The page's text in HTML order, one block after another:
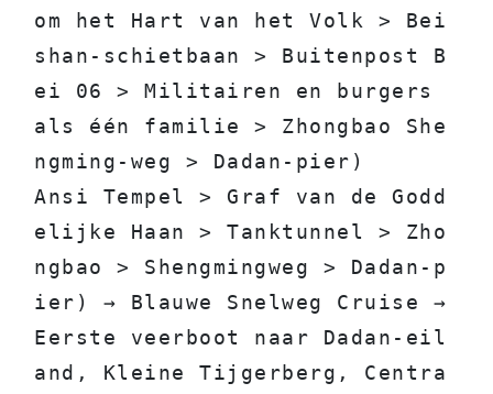
om het Hart van het Volk > Bei
shan-schietbaan > Buitenpost B
ei 06 > Militairen en burgers
als één familie > Zhongbao She
ngming-weg > Dadan-pier)
Ansi Tempel > Graf van de Godd
elijke Haan > Tanktunnel > Zho
ngbao > Shengmingweg > Dadan-p
ier) → Blauwe Snelweg Cruise →
Eerste veerboot naar Dadan-eil
and, Kleine Tijgerberg, Centra